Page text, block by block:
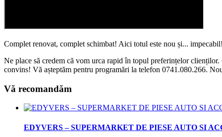
Complet renovat, complet schimbat! Aici totul este nou și...
Ne place să credem că vom urca rapid în topul preferințelor
convins! Vă așteptăm pentru programări la telefon 0741.080.266.
Vă recomandăm
EDYVERS – SUPERMARKET DE PIESE AUTO SI